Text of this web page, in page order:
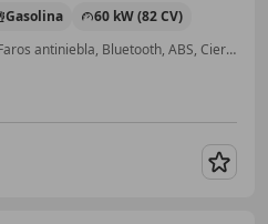
Gasolina
60 kW (82 CV)
Aire Acondicionado, Isofix, ESP, Faros antiniebla, Bluetooth, ABS, Cierre centralizado, Airbags laterales